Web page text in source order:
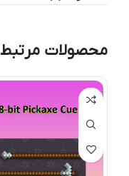
محصولات مرتبط